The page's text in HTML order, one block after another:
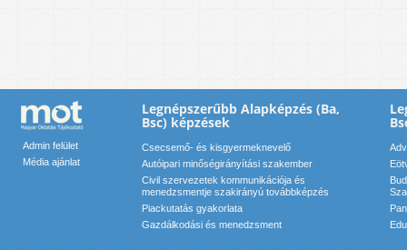
Admin felület
Média ajánlat
Legnépszerűbb Alapképzés (Ba,
Bsc) képzések
Csecsemő- és kisgyermeknevelő
Autóipari minőségirányítási szakember
Civil szervezetek kommunikációja és
menedzsmentje szakirányú továbbképzés
Piackutatás gyakorlata
Gazdálkodási és menedzsment